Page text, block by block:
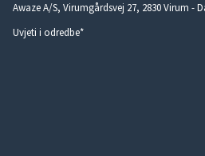
Awaze A/S, Virumgårdsvej 27, 2830 Virum -
Uvjeti i odredbe*